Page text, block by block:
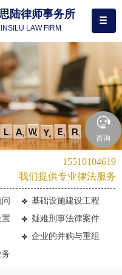
陆律师事务所
LAW FIRM
15510104619
我们提供专业律法服务
基础设施建设工程
置
疑难刑事法律案件
企业的并购与重组
咨询